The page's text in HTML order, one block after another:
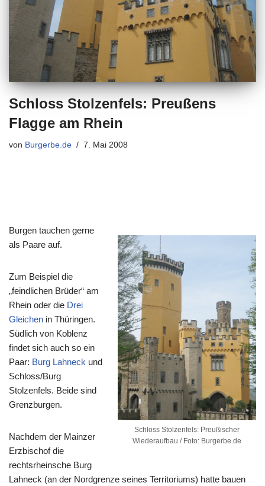
Schloss Stolzenfels: Preußens
Flagge am Rhein
von Burgerbe.de 7. Mai 2008
Schloss Stolzenfels: Preußischer
Wiederaufbau / Foto: Burgerbe.de
Burgen tauchen gerne
als Paare auf.
Zum Beispiel die
„feindlichen Brüder“ am
Rhein oder die Drei
Gleichen in Thüringen.
Südlich von Koblenz
findet sich auch so ein
Paar: Burg Lahneck und
Schloss/Burg
Stolzenfels. Beide sind
Grenzburgen.
Nachdem der Mainzer
Erzbischof die
rechtsrheinsche Burg
Lahneck (an der Nordgrenze seines Territoriums) hatte bauen